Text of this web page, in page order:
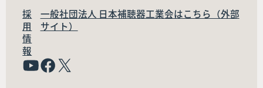
採
用
情
報
一般社団法人 日本補聴器工業会はこちら（外部
サイト）